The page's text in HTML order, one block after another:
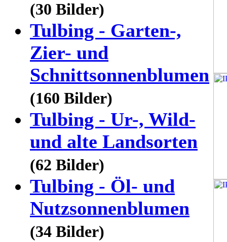
(30 Bilder)
Tulbing - Garten-,
Zier- und
Schnittsonnenblumen
(160 Bilder)
Tulbing - Ur-, Wild-
und alte Landsorten
(62 Bilder)
Tulbing - Öl- und
Nutzsonnenblumen
(34 Bilder)